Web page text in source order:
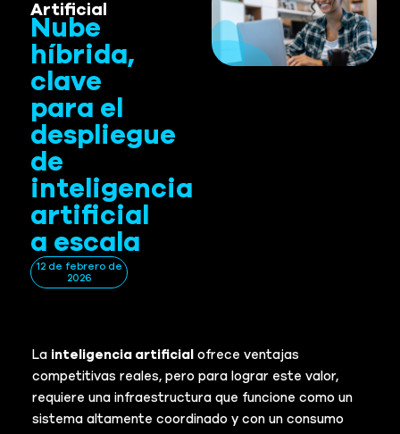
Artificial
Nube
híbrida,
clave
para el
despliegue
de
inteligencia
artificial
a escala
12 de febrero de
2026
La inteligencia artificial ofrece ventajas
competitivas reales, pero para lograr este valor,
requiere una infraestructura que funcione como un
sistema altamente coordinado y con un consumo